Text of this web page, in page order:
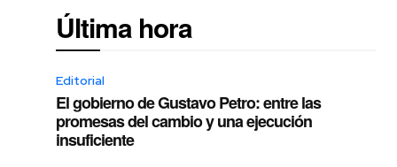
Última hora
Editorial
El gobierno de Gustavo Petro: entre las
promesas del cambio y una ejecución
insuficiente